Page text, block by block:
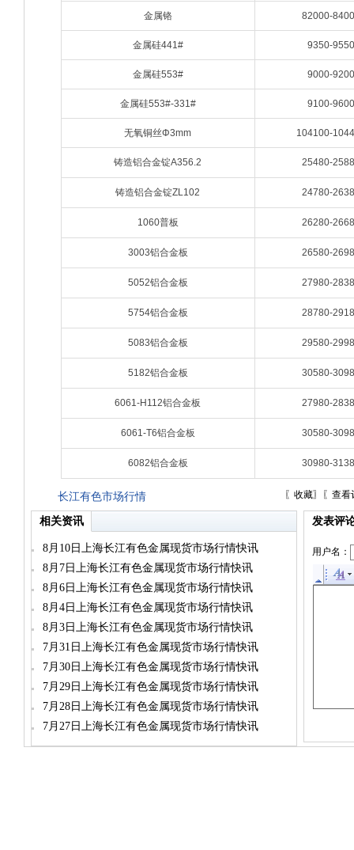
金属铬 82000-
金属硅441# 9350-9550
金属硅553# 9000-9200
金属硅553#-331# 9100-9600
无氧铜丝Φ3mm 104100-
铸造铝合金锭A356.2 25480-
铸造铝合金锭ZL102 24780-
1060普板 26280-
3003铝合金板 26580-
5052铝合金板 27980-
5754铝合金板 28780-
5083铝合金板 29580-
5182铝合金板 30580-
6061-H112铝合金板 27980-
6061-T6铝合金板 30580-
6082铝合金板 30980-
长江有色市场行情 〖 收藏〗〖 查看
相关资讯
8月10日上海长江有色金属现货市场行情快讯
8月7日上海长江有色金属现货市场行情快讯
8月6日上海长江有色金属现货市场行情快讯
8月4日上海长江有色金属现货市场行情快讯
8月3日上海长江有色金属现货市场行情快讯
7月31日上海长江有色金属现货市场行情快讯
7月30日上海长江有色金属现货市场行情快讯
7月29日上海长江有色金属现货市场行情快讯
7月28日上海长江有色金属现货市场行情快讯
7月27日上海长江有色金属现货市场行情快讯
发表评
用户名：